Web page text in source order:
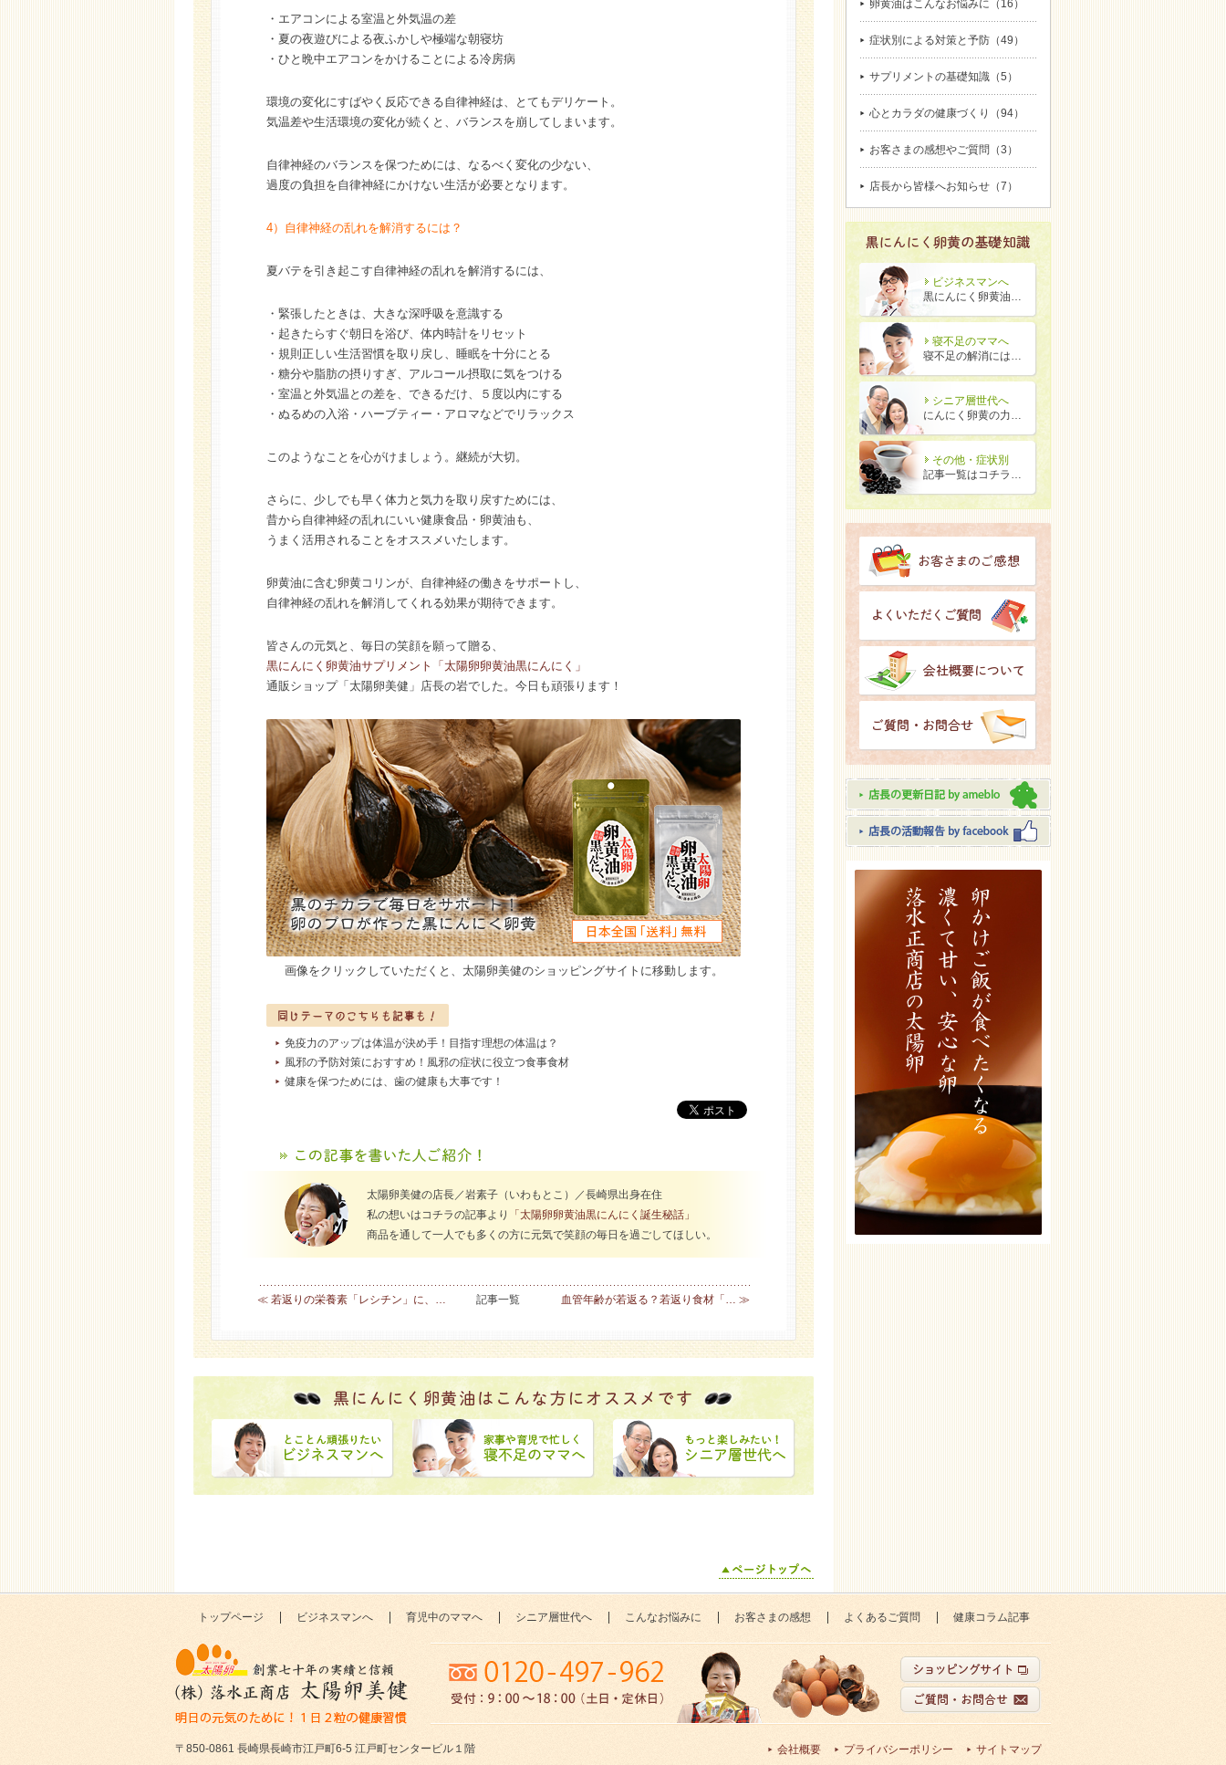
・エアコンによる室温と外気温の差
・夏の夜遊びによる夜ふかしや極端な朝寝坊
・ひと晩中エアコンをかけることによる冷房病
環境の変化にすばやく反応できる自律神経は、とてもデリケート。
気温差や生活環境の変化が続くと、バランスを崩してしまいます。
自律神経のバランスを保つためには、なるべく変化の少ない、
過度の負担を自律神経にかけない生活が必要となります。
4）自律神経の乱れを解消するには？
夏バテを引き起こす自律神経の乱れを解消するには、
・緊張したときは、大きな深呼吸を意識する
・起きたらすぐ朝日を浴び、体内時計をリセット
・規則正しい生活習慣を取り戻し、睡眠を十分にとる
・糖分や脂肪の摂りすぎ、アルコール摂取に気をつける
・室温と外気温との差を、できるだけ、５度以内にする
・ぬるめの入浴・ハーブティー・アロマなどでリラックス
このようなことを心がけましょう。継続が大切。
さらに、少しでも早く体力と気力を取り戻すためには、
昔から自律神経の乱れにいい健康食品・卵黄油も、
うまく活用されることをオススメいたします。
卵黄油に含む卵黄コリンが、自律神経の働きをサポートし、
自律神経の乱れを解消してくれる効果が期待できます。
皆さんの元気と、毎日の笑顔を願って贈る、
黒にんにく卵黄油サプリメント「太陽卵卵黄油黒にんにく」
通販ショップ「太陽卵美健」店長の岩でした。今日も頑張ります！
画像をクリックしていただくと、太陽卵美健のショッピングサイトに移動します。
免疫力のアップは体温が決め手！目指す理想の体温は？
風邪の予防対策におすすめ！風邪の症状に役立つ食事食材
健康を保つためには、歯の健康も大事です！
太陽卵美健の店長／岩素子（いわもとこ）／長崎県出身在住
私の想いはコチラの記事より
「太陽卵卵黄油黒にんにく誕生秘話」
商品を通して一人でも多くの方に元気で笑顔の毎日を過ごしてほしい。
≪ 若返りの栄養素「レシチン」に、… 記事一覧 血管年齢が若返る？若返り食材「… ≫
卵黄油はこんなお悩みに（16）
症状別による対策と予防（49）
サプリメントの基礎知識（5）
心とカラダの健康づくり（94）
お客さまの感想やご質問（3）
店長から皆様へお知らせ（7）
ビジネスマンへ
黒にんにく卵黄油…
寝不足のママへ
寝不足の解消には…
シニア層世代へ
にんにく卵黄の力…
その他・症状別
記事一覧はコチラ…
トップページ ビジネスマンへ 育児中のママへ シニア層世代へ こんなお悩みに お客さまの感想 よくあるご質問 健康コラム記事
〒850-0861 長崎県長崎市江戸町6-5 江戸町センタービル１階 会社概要 プライバシーポリシー サイトマップ